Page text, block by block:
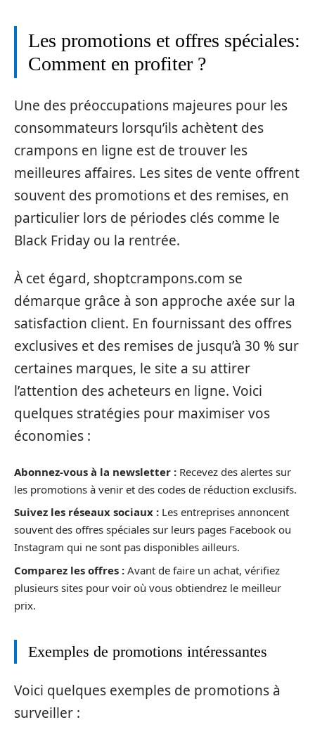
Les promotions et offres spéciales:
Comment en profiter ?
Une des préoccupations majeures pour les
consommateurs lorsqu’ils achètent des
crampons en ligne est de trouver les
meilleures affaires. Les sites de vente offrent
souvent des promotions et des remises, en
particulier lors de périodes clés comme le
Black Friday ou la rentrée.
À cet égard, shoptcrampons.com se
démarque grâce à son approche axée sur la
satisfaction client. En fournissant des offres
exclusives et des remises de jusqu’à 30 % sur
certaines marques, le site a su attirer
l’attention des acheteurs en ligne. Voici
quelques stratégies pour maximiser vos
économies :
Abonnez-vous à la newsletter : Recevez des alertes sur
les promotions à venir et des codes de réduction exclusifs.
Suivez les réseaux sociaux : Les entreprises annoncent
souvent des offres spéciales sur leurs pages Facebook ou
Instagram qui ne sont pas disponibles ailleurs.
Comparez les offres : Avant de faire un achat, vérifiez
plusieurs sites pour voir où vous obtiendrez le meilleur
prix.
Exemples de promotions intéressantes
Voici quelques exemples de promotions à
surveiller :